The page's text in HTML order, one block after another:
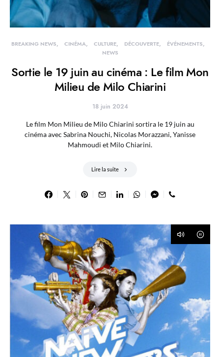
BREAKING NEWS CINÉMA CULTURE DÉCOUVERTE
ÉVÉNEMENTS
NEWS
Sortie le 19 juin au cinéma : Le film Mon
Milieu de Milo Chiarini
18 juin 2024
Le film Mon Milieu de Milo Chiarini sortira le 19 juin au
cinéma avec Sabrina Nouchi, Nicolas Morazzani, Yanisse
Mahmoudi et Milo Chiarini.
Lire la suite